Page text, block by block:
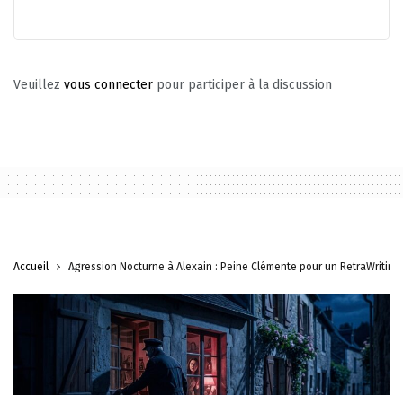
Veuillez vous connecter pour participer à la discussion
Accueil Agression Nocturne à Alexain : Peine Clémente pour un